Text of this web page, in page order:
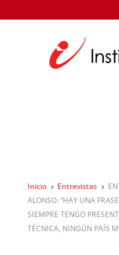
Inicio 5 Entrevistas 5
ALONSO: “HAY UNA
SIEMPRE TENGO
TÉCNICA, NINGÚN PAÍS